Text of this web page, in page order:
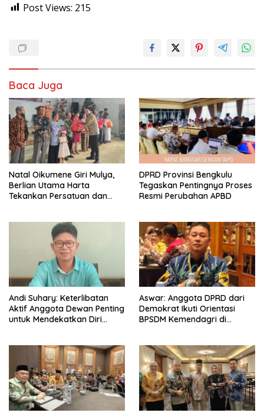
Post Views: 215
Baca Juga
‎Natal Oikumene Giri Mulya,
Berlian Utama Harta
Tekankan Persatuan dan
DPRD Provinsi Bengkulu
Tegaskan Pentingnya Proses
Resmi Perubahan APBD
Andi Suhary: Keterlibatan
Aktif Anggota Dewan Penting
untuk Mendekatkan Diri
Aswar: Anggota DPRD dari
Demokrat Ikuti Orientasi
BPSDM Kemendagri di